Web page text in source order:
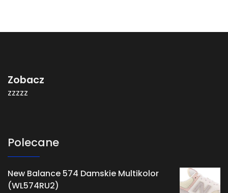
Zobacz
zzzzz
Polecane
New Balance 574 Damskie Multikolor
(WL574RU2)